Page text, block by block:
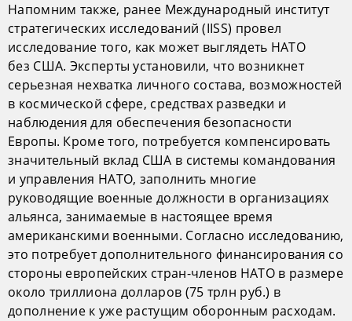
Напомним также, ранее Международный институт
стратегических исследований (IISS) провел
исследование того, как может выглядеть НАТО
без США. Эксперты установили, что возникнет
серьезная нехватка личного состава, возможностей
в космической сфере, средствах разведки и
наблюдения для обеспечения безопасности
Европы. Кроме того, потребуется компенсировать
значительный вклад США в системы командования
и управления НАТО, заполнить многие
руководящие военные должности в организациях
альянса, занимаемые в настоящее время
американскими военными. Согласно исследованию,
это потребует дополнительного финансирования со
стороны европейских стран-членов НАТО в размере
около триллиона долларов (75 трлн руб.) в
дополнение к уже растущим оборонным расходам.